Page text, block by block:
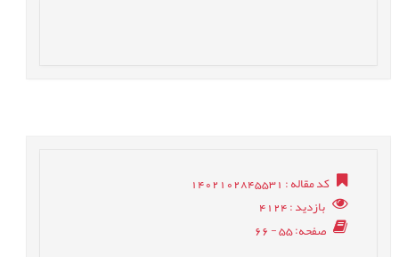
کد مقاله: 1402102845531
بازدید: 4124
صفحه: 55 - 66